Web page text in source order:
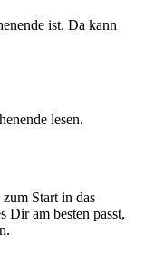
ist. Da kann
lesen.
Start in das
Dir am besten passt,